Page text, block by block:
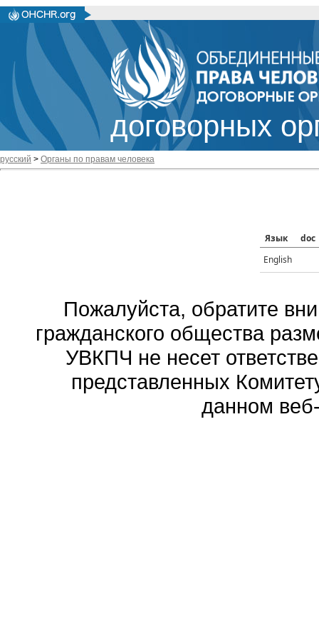
договорных
русский > Органы по правам человека
Язык
doc
English
Пожалуйста, обратите
гражданского общества
УВКПЧ не несет
представленных
данном